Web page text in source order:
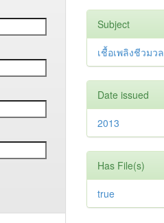
Subject
เชื้อเพลิงชีวมวล
Date issued
2013
Has File(s)
true